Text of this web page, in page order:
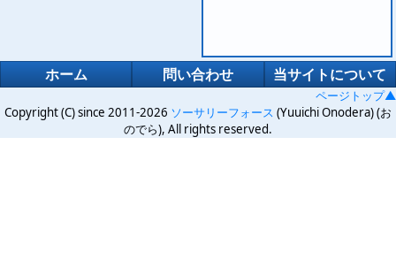
ホーム 問い合わせ 当サイトについて
ページトップ▲
Copyright (C) since 2011-2026 ソーサリーフォース (Yuuichi Onodera) (お
のでら), All rights reserved.